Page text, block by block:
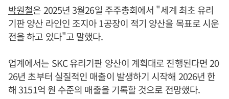
박원철은 2025년 3월26일 주주총회에서 "세계 최초 유리
기판 양산 라인인 조지아 1공장이 적기 양산을 목표로 시운
전을 하고 있다"고 말했다.
업계에서는 SKC 유리기판 양산이 계획대로 진행된다면 20
26년 초부터 실질적인 매출이 발생하기 시작해 2026년 한
해 3151억 원 수준의 매출을 기록할 것으로 전망했다.